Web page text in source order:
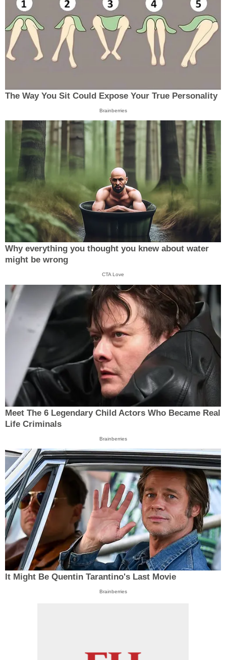
The Way You Sit Could Expose Your True Personality
Brainberries
Why everything you thought you knew about water
might be wrong
CTA Love
Meet The 6 Legendary Child Actors Who Became Real
Life Criminals
Brainberries
It Might Be Quentin Tarantino's Last Movie
Brainberries